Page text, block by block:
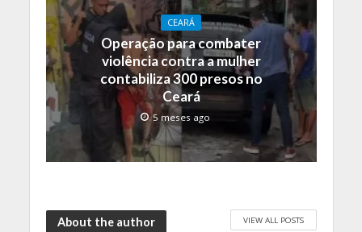
CEARÁ
Operação para combater
violência contra a mulher
contabiliza 300 presos no
Ceará
5 meses ago
About the author VIEW ALL POSTS